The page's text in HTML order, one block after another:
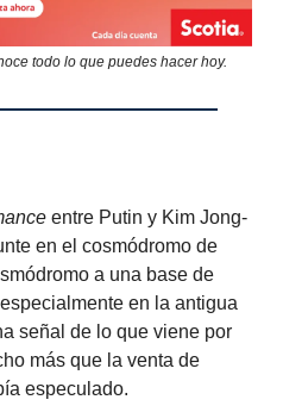
todo lo que puedes hacer hoy.
entre Putin y Kim Jong-
en el cosmódromo de
a una base de
en la antigua
señal de lo que viene por
más que la venta de
especulado.